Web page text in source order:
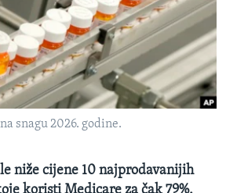
snagu 2026. godine.
niže cijene 10 najprodavanijih